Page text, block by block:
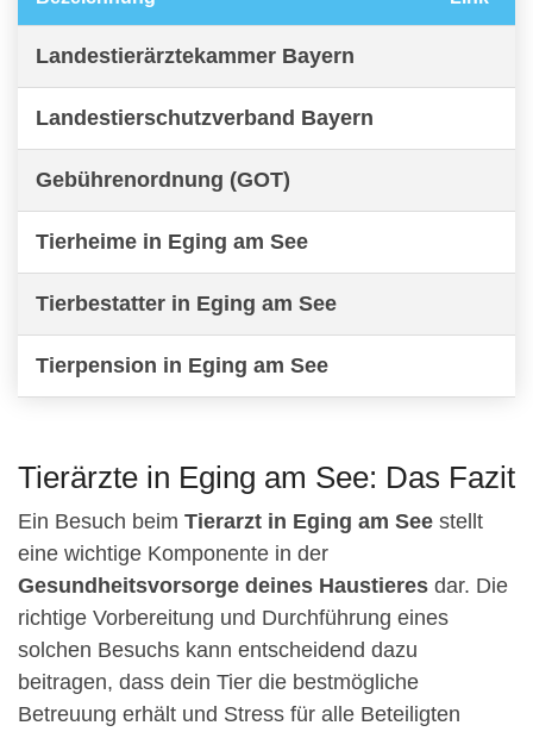
Landestierärztekammer Bayern
Landestierschutzverband Bayern
Gebührenordnung (GOT)
Tierheime in Eging am See
Tierbestatter in Eging am See
Tierpension in Eging am See
Tierärzte in Eging am See: Das Fazit
Ein Besuch beim Tierarzt in Eging am See stellt
eine wichtige Komponente in der
Gesundheitsvorsorge deines Haustieres dar. Die
richtige Vorbereitung und Durchführung eines
solchen Besuchs kann entscheidend dazu
beitragen, dass dein Tier die bestmögliche
Betreuung erhält und Stress für alle Beteiligten